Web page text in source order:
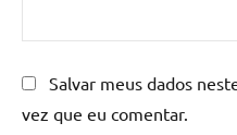
de
Salvar meus dados
vez que eu comentar.